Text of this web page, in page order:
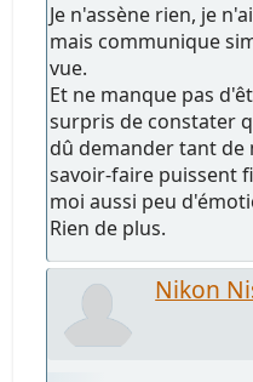
Je n'assène rien, je
mais communique
vue.
Et ne manque pas
surpris de constater
dû demander tant de
savoir-faire puissent
moi aussi peu
Rien de plus.
Nikon